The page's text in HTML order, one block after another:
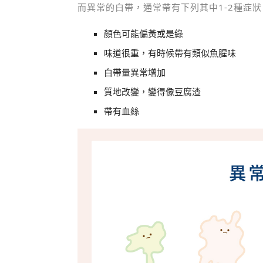
而異常的白帶，通常帶有下列其中1-2種症
顏色可能偏黃或是綠
味道很重，有時候帶有類似魚腥味
白帶量異常增加
質地改變，變得像豆腐渣
帶有血絲